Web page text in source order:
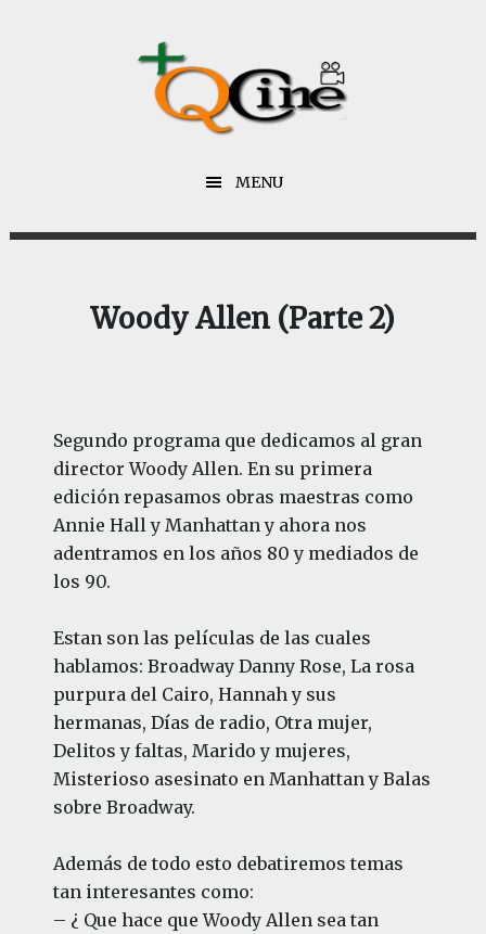
MENU
Woody Allen (Parte 2)
Segundo programa que dedicamos al gran
director Woody Allen. En su primera
edición repasamos obras maestras como
Annie Hall y Manhattan y ahora nos
adentramos en los años 80 y mediados de
los 90.
Estan son las películas de las cuales
hablamos: Broadway Danny Rose, La rosa
purpura del Cairo, Hannah y sus
hermanas, Días de radio, Otra mujer,
Delitos y faltas, Marido y mujeres,
Misterioso asesinato en Manhattan y Balas
sobre Broadway.
Además de todo esto debatiremos temas
tan interesantes como:
– ¿ Que hace que Woody Allen sea tan